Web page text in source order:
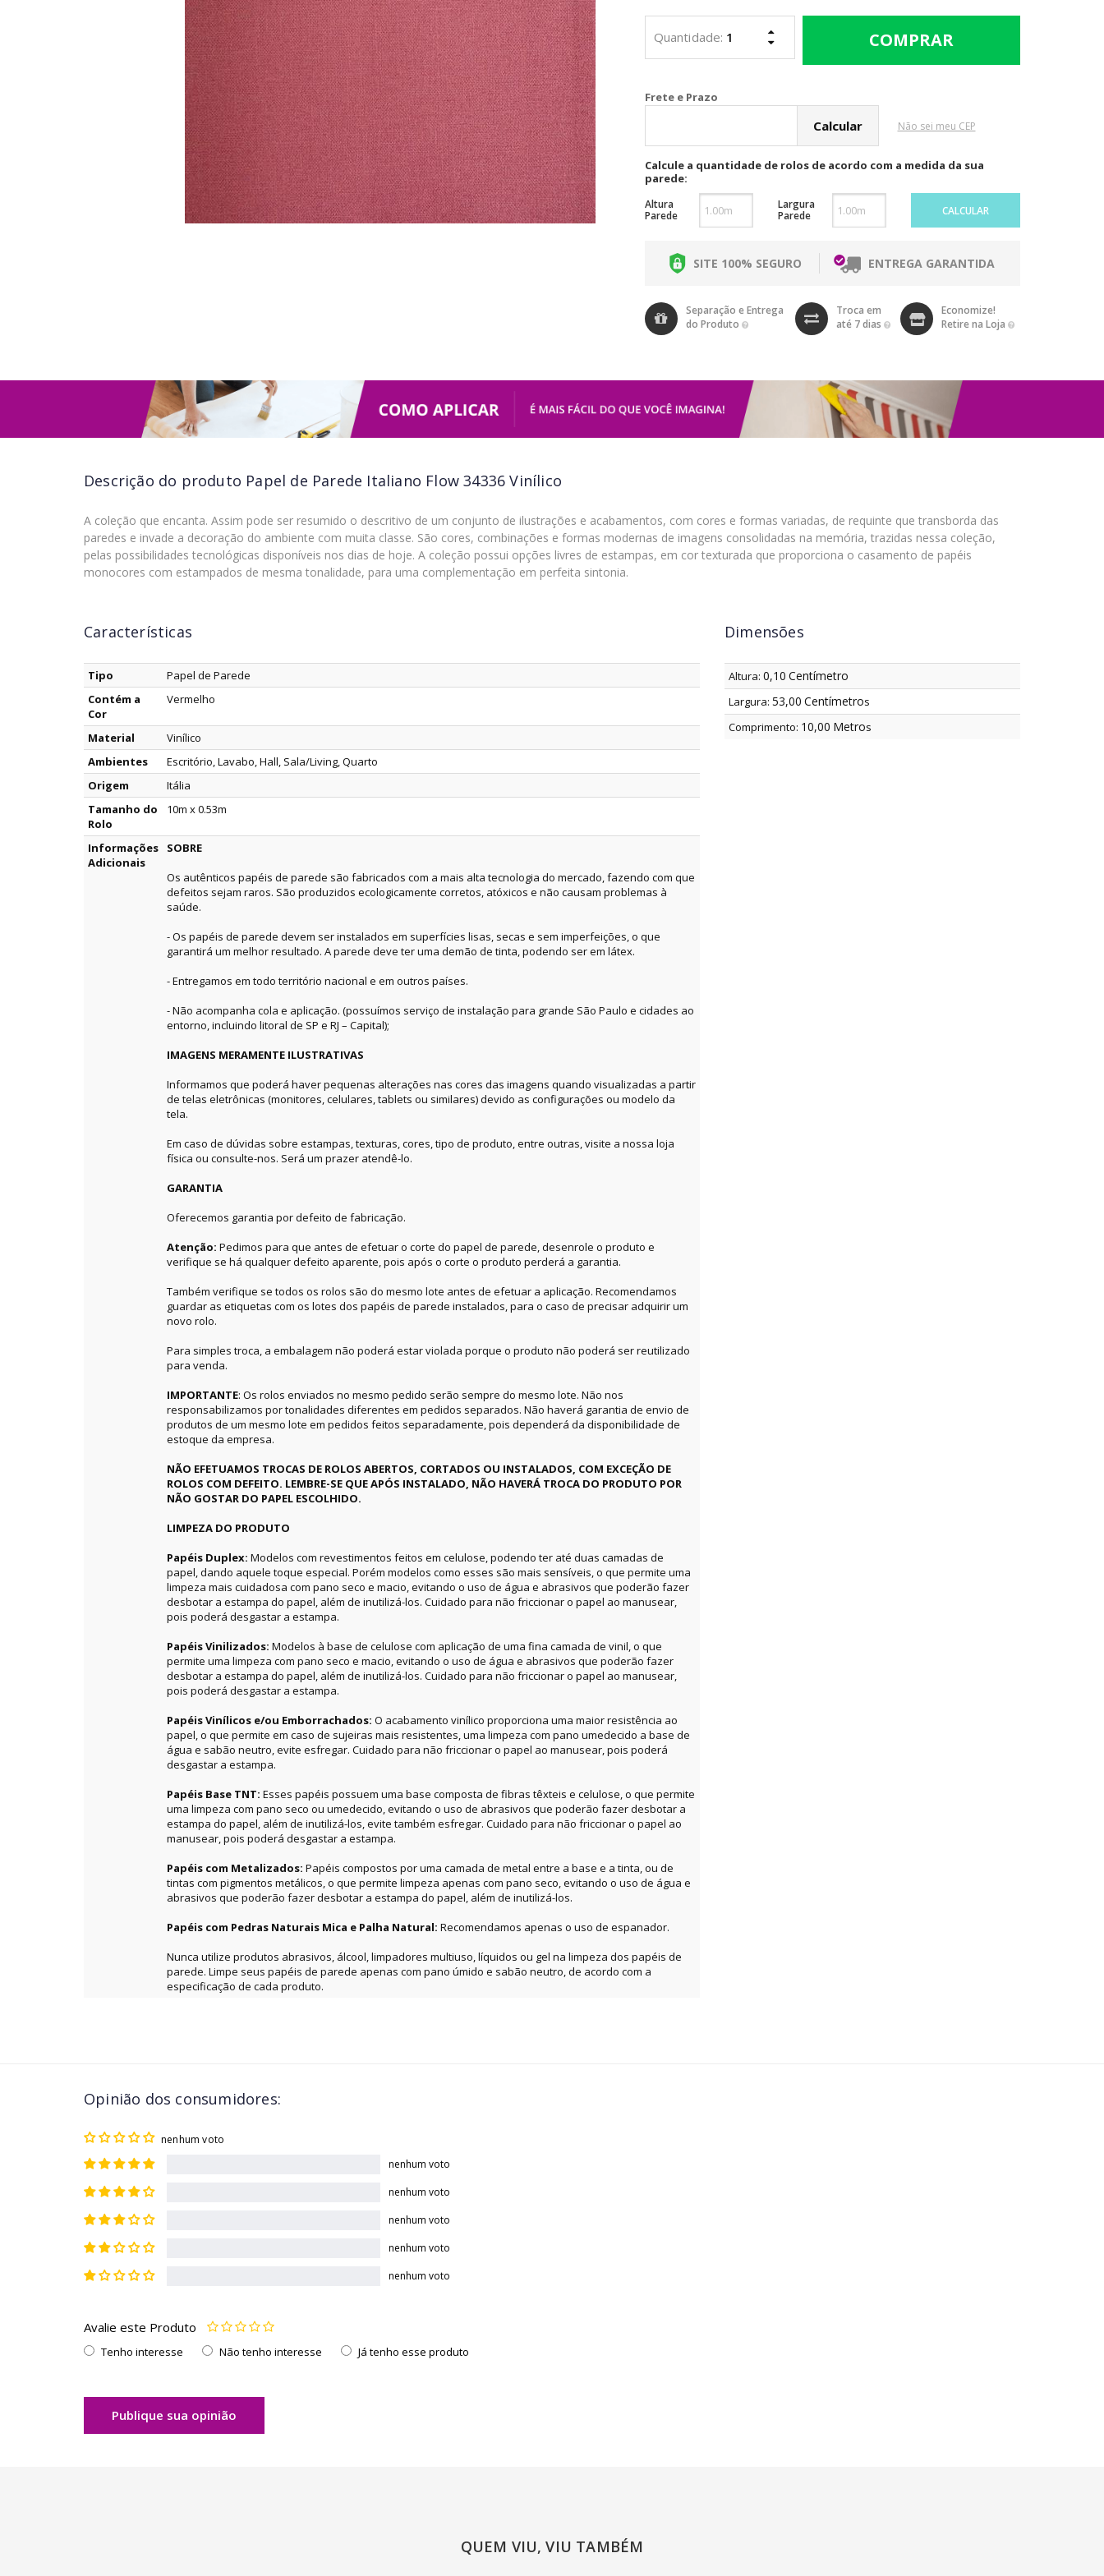
Internet
Não sei meu CEP
Calcule a quantidade de rolos de acordo com a medida da sua
parede:
Altura
Parede
Largura
Parede
CALCULAR
SITE 100% SEGURO ENTREGA GARANTIDA
Separação e Entrega
do Produto
Troca em
até 7 dias
Economize!
Retire na Loja
Descrição do produto Papel de Parede Italiano Flow 34336 Vinílico
A coleção que encanta. Assim pode ser resumido o descritivo de um conjunto de ilustrações e acabamentos, com cores e formas variadas, de requinte que transborda das
paredes e invade a decoração do ambiente com muita classe. São cores, combinações e formas modernas de imagens consolidadas na memória, trazidas nessa coleção,
pelas possibilidades tecnológicas disponíveis nos dias de hoje. A coleção possui opções livres de estampas, em cor texturada que proporciona o casamento de papéis
monocores com estampados de mesma tonalidade, para uma complementação em perfeita sintonia.
Características
Tipo
Papel de Parede
Contém a
Cor
Vermelho
Material
Vinílico
Ambientes
Escritório, Lavabo, Hall, Sala/Living, Quarto
Origem
Itália
Tamanho do
Rolo
10m x 0.53m
Informações
Adicionais
SOBRE
Os autênticos papéis de parede são fabricados com a mais alta tecnologia do mercado, fazendo com que
defeitos sejam raros. São produzidos ecologicamente corretos, atóxicos e não causam problemas à
saúde.
- Os papéis de parede devem ser instalados em superfícies lisas, secas e sem imperfeições, o que
garantirá um melhor resultado. A parede deve ter uma demão de tinta, podendo ser em látex.
- Entregamos em todo território nacional e em outros países.
- Não acompanha cola e aplicação. (possuímos serviço de instalação para grande São Paulo e cidades ao
entorno, incluindo litoral de SP e RJ – Capital);
IMAGENS MERAMENTE ILUSTRATIVAS
Informamos que poderá haver pequenas alterações nas cores das imagens quando visualizadas a partir
de telas eletrônicas (monitores, celulares, tablets ou similares) devido as configurações ou modelo da
tela.
Em caso de dúvidas sobre estampas, texturas, cores, tipo de produto, entre outras, visite a nossa loja
física ou consulte-nos. Será um prazer atendê-lo.
GARANTIA
Oferecemos garantia por defeito de fabricação.
Atenção: Pedimos para que antes de efetuar o corte do papel de parede, desenrole o produto e
verifique se há qualquer defeito aparente, pois após o corte o produto perderá a garantia.
Também verifique se todos os rolos são do mesmo lote antes de efetuar a aplicação. Recomendamos
guardar as etiquetas com os lotes dos papéis de parede instalados, para o caso de precisar adquirir um
novo rolo.
Para simples troca, a embalagem não poderá estar violada porque o produto não poderá ser reutilizado
para venda.
IMPORTANTE: Os rolos enviados no mesmo pedido serão sempre do mesmo lote. Não nos
responsabilizamos por tonalidades diferentes em pedidos separados. Não haverá garantia de envio de
produtos de um mesmo lote em pedidos feitos separadamente, pois dependerá da disponibilidade de
estoque da empresa.
NÃO EFETUAMOS TROCAS DE ROLOS ABERTOS, CORTADOS OU INSTALADOS, COM EXCEÇÃO DE
ROLOS COM DEFEITO. LEMBRE-SE QUE APÓS INSTALADO, NÃO HAVERÁ TROCA DO PRODUTO POR
NÃO GOSTAR DO PAPEL ESCOLHIDO.
LIMPEZA DO PRODUTO
Papéis Duplex: Modelos com revestimentos feitos em celulose, podendo ter até duas camadas de
papel, dando aquele toque especial. Porém modelos como esses são mais sensíveis, o que permite uma
limpeza mais cuidadosa com pano seco e macio, evitando o uso de água e abrasivos que poderão fazer
desbotar a estampa do papel, além de inutilizá-los. Cuidado para não friccionar o papel ao manusear,
pois poderá desgastar a estampa.
Papéis Vinilizados: Modelos à base de celulose com aplicação de uma fina camada de vinil, o que
permite uma limpeza com pano seco e macio, evitando o uso de água e abrasivos que poderão fazer
desbotar a estampa do papel, além de inutilizá-los. Cuidado para não friccionar o papel ao manusear,
pois poderá desgastar a estampa.
Papéis Vinílicos e/ou Emborrachados: O acabamento vinílico proporciona uma maior resistência ao
papel, o que permite em caso de sujeiras mais resistentes, uma limpeza com pano umedecido a base de
água e sabão neutro, evite esfregar. Cuidado para não friccionar o papel ao manusear, pois poderá
desgastar a estampa.
Papéis Base TNT: Esses papéis possuem uma base composta de fibras têxteis e celulose, o que permite
uma limpeza com pano seco ou umedecido, evitando o uso de abrasivos que poderão fazer desbotar a
estampa do papel, além de inutilizá-los, evite também esfregar. Cuidado para não friccionar o papel ao
manusear, pois poderá desgastar a estampa.
Papéis com Metalizados: Papéis compostos por uma camada de metal entre a base e a tinta, ou de
tintas com pigmentos metálicos, o que permite limpeza apenas com pano seco, evitando o uso de água e
abrasivos que poderão fazer desbotar a estampa do papel, além de inutilizá-los.
Papéis com Pedras Naturais Mica e Palha Natural: Recomendamos apenas o uso de espanador.
Nunca utilize produtos abrasivos, álcool, limpadores multiuso, líquidos ou gel na limpeza dos papéis de
parede. Limpe seus papéis de parede apenas com pano úmido e sabão neutro, de acordo com a
especificação de cada produto.
Dimensões
Altura: 0,10 Centímetro
Largura: 53,00 Centímetros
Comprimento: 10,00 Metros
Opinião dos consumidores:
nenhum voto
nenhum voto
nenhum voto
nenhum voto
nenhum voto
nenhum voto
Avalie este Produto
Tenho interesse Não tenho interesse Já tenho esse produto
Publique sua opinião
QUEM VIU, VIU TAMBÉM